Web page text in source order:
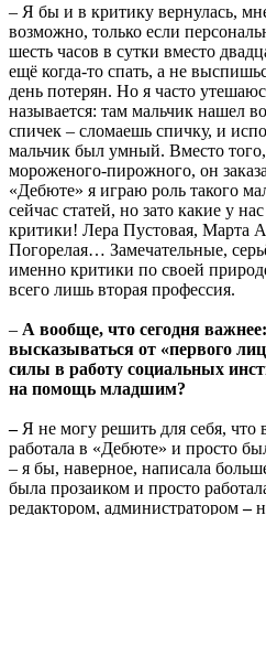
– Я бы и в критику вернулась,
возможно, только если
шесть часов в сутки вместо
ещё когда-то спать, а не
день потерян. Но я часто
называется: там мальчик нашел
спичек – сломаешь спичку, и
мальчик был умный. Вместо
мороженого-пирожного, он
«Дебюте» я играю роль такого
сейчас статей, но зато какие у
критики! Лера Пустовая, Марта
Погорелая… Замечательные,
именно критики по своей
всего лишь вторая профессия.
– А вообще, что сегодня
высказываться от «первого
силы в работу социальных
на помощь младшим?
– Я не могу решить для себя,
работала в «Дебюте» и просто
– я бы, наверное, написала
была прозаиком и просто
редактором, администратором–